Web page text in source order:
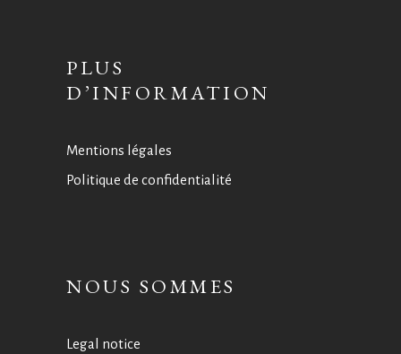
PLUS
D’INFORMATION
Mentions légales
Politique de confidentialité
NOUS SOMMES
Legal notice